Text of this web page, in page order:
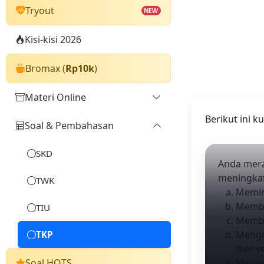
Tryout NEW
Kisi-kisi 2026
Bromax (Rp10k)
Materi Online
Umum
TWK
TIU
TKP
Soal & Pembahasan
SKD
TWK
TIU
TKP
Berikut ini
Anda